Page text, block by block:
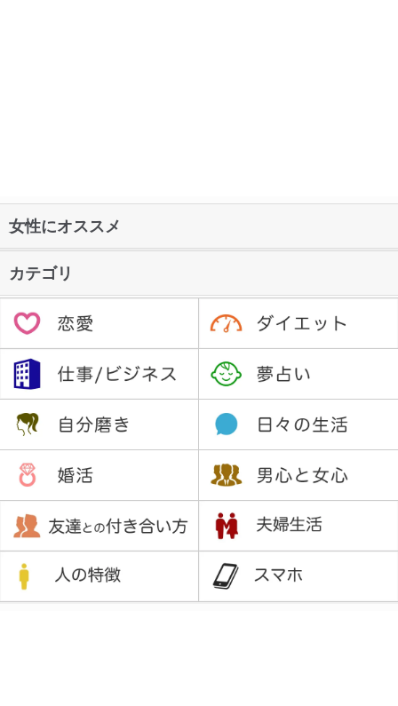
女性にオススメ
カテゴリ